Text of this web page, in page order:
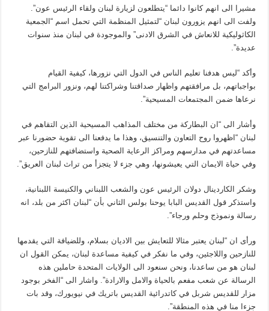
مشيرا الى انهم كانوا دائما “يتطلعون لزيارة لبنان ولقاء الرئيس عون”.
ولفت الى انهم يزورون لبنان “لتمثيل المنظمة التي تحمل اسم “الجمعية
الكاثوليكية للانعاش في الشرق الادنى” والموجودة في لبنان منذ سنوات
عديدة”.
وأكد “ليس هدفنا تعليم الناس في الدول التي نزورها، كيفية القيام
بواجباتهم، بل مرافقتهم واظهار صداقتنا وشراكتنا لهم، ونزور البرامج التي
نرعاها ضمن المجتمعات المسيحية”.
وأشار الى “ان البطاركة من مختلف المذاهب المسيحية الذين التقاهم في
لبنان “اظهروا روح التعاون والتنسيق، وهذا ما يدفعنا الى تقوية حضورنا عبر
مساعدتهم في مدارسهم ومراكز الرعاية الصحية واستضافتهم للنازحين،
وفي حياة الايمان التي يعيشونها، وهي جزء لا يتجزأ من تراث لبنان العريق”.
وشكر الكاردينال دولان الرئيس عون والشعب اللبناني والكنيسة اللبنانية،
واستذكر قول القديس البابا يوحنا بولس الثاني بأن “لبنان اكثر من بلد، انه
رسالة ونموذج وحلم ورجاء”.
ورأى ان “لبنان يعتبر مثالا للتعايش بين الاديان بسلام، وللضيافة التي يقدمها
للنازحين واللاجئين، وفي ما نفكر في كيفية مساعدة لبنان، يمكن القول ان
لبنان هو من ساعدنا، ونحن سنعود الى الولايات المتحدة حاملين هذه
الرسالة عن شعب مفعم بالحياة والامل والارادة”. واشار الى “الفخر بوجود
مزار للقديس شربل في كاتدرائية القديس باتريك في نيويورك، وقد بات
جزءا منا في هذه المنطقة”.